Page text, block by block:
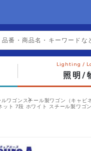
照明/
ルワゴン スチール製ワゴン（キャビ
ット 7段 ホワイト スチール製ワ